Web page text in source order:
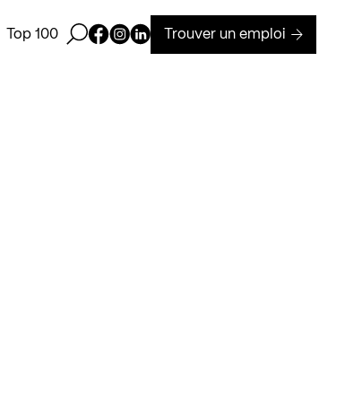
Top 100 Ouvrir la barre de recherche
Page Facebook de Kollectif
Page Instagram de Kollectif
Page Linkedin de Kollectif
Trouver un emploi